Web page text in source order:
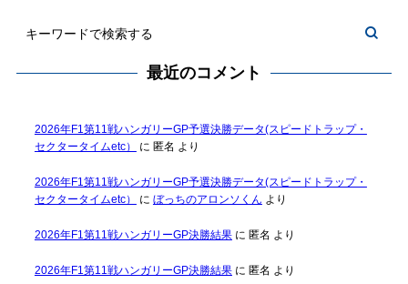
最近のコメント
2026年F1第11戦ハンガリーGP予選決勝データ(スピードトラップ・
セクタータイムetc）
に 匿名 より
2026年F1第11戦ハンガリーGP予選決勝データ(スピードトラップ・
セクタータイムetc）
に ぼっちのアロンソくん より
2026年F1第11戦ハンガリーGP決勝結果に 匿名 より
2026年F1第11戦ハンガリーGP決勝結果に 匿名 より